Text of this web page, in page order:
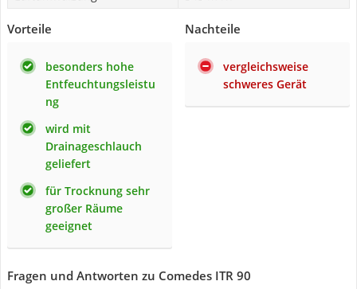
Vorteile
besonders hohe
Entfeuchtungsleistu
ng
wird mit
Drainageschlauch
geliefert
für Trocknung sehr
großer Räume
geeignet
Nachteile
vergleichsweise
schweres Gerät
Fragen und Antworten zu Comedes ITR 90